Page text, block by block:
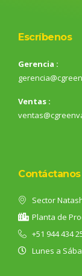
Escríbenos
Gerencia :
Ventas :
Contáctanos
Sector
Planta de
+51 944 434
Lunes a